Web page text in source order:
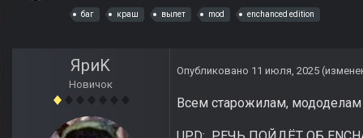
баг краш вылет mod enchanced edition
ЯриK
Новичок
Опубликовано 11 июля, 2025
Всем старожилам, мододелам